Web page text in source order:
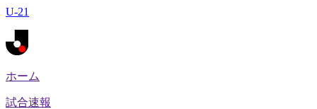
U-21
ホーム
試合速報